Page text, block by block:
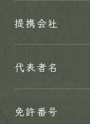
提携会社
代表者名
免許番号